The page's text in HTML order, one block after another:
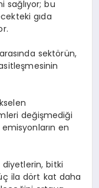
sağlıyor; bu
gıda
sektörün,
değişmediği
en
diyetlerin, bitki
ila dört kat daha